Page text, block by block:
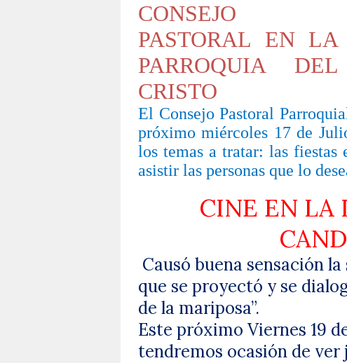
CONSEJO
PASTORAL EN LA
PARROQUIA DEL
CRISTO
El Consejo Pastoral
próximo miércoles 17 de
los temas a tratar: las fiestas
asistir las personas que lo
CINE EN LA
Causó buena sensación
que se proyectó y se
de la mariposa”.
Este próximo Viernes 19
tendremos ocasión de